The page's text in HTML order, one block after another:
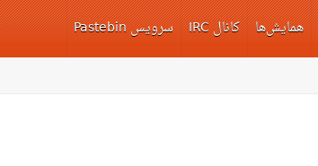
همایش‌ها کانال IRC سرویس Pastebin